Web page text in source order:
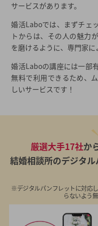
サービスがあります。
婚活Laboでは、まずチェ
トからは、その人の魅力
を磨けるように、専門家に
婚活Laboの講座には一部
無料で利用できるため、
しいサービスです！
厳選大手17社か
結婚相談所のデジタ
※デジタルパンフレットに対応
らないよう